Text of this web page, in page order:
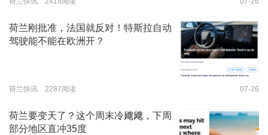
荷兰刚批准，法国就反对！特斯拉自动
驾驶能不能在欧洲开？
荷兰快讯 2287阅读 07-26
荷兰要变天了？这个周末冷飕飕，下周
部分地区直冲35度